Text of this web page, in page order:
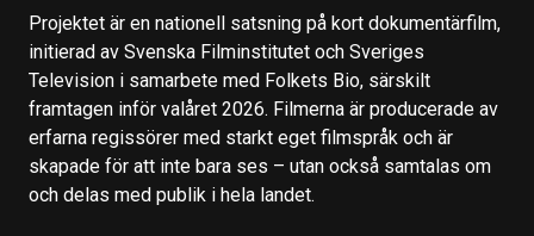
Projektet är en nationell satsning på kort dokumentärfilm,
initierad av Svenska Filminstitutet och Sveriges
Television i samarbete med Folkets Bio, särskilt
framtagen inför valåret 2026. Filmerna är producerade av
erfarna regissörer med starkt eget filmspråk och är
skapade för att inte bara ses – utan också samtalas om
och delas med publik i hela landet.